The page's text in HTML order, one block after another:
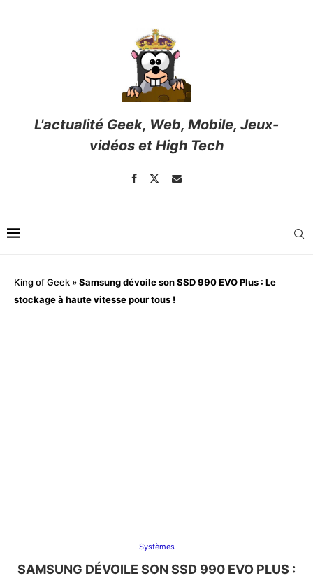
L'actualité Geek, Web, Mobile, Jeux-
vidéos et High Tech
King of Geek »Samsung dévoile son SSD 990 EVO Plus : Le
stockage à haute vitesse pour tous !
Systèmes
SAMSUNG DÉVOILE SON SSD 990 EVO PLUS :